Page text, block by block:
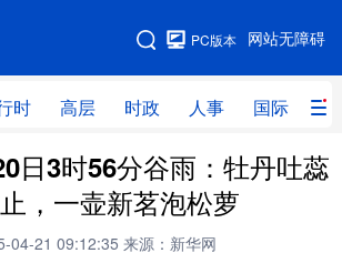
网站无障碍
PC版本
时 高层 时政 人事 国际 财
网站地图
高层 时政 人事
财经 网评
日3时56分谷雨：牡丹吐蕊
，一壶新茗泡松萝
04-21 09:12:35 来源：新华网